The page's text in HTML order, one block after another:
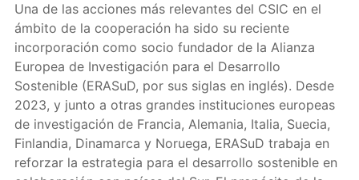
Una de las acciones más relevantes del CSIC en el
ámbito de la cooperación ha sido su reciente
incorporación como socio fundador de la Alianza
Europea de Investigación para el Desarrollo
Sostenible (ERASuD, por sus siglas en inglés). Desde
2023, y junto a otras grandes instituciones europeas
de investigación de Francia, Alemania, Italia, Suecia,
Finlandia, Dinamarca y Noruega, ERASuD trabaja en
reforzar la estrategia para el desarrollo sostenible en